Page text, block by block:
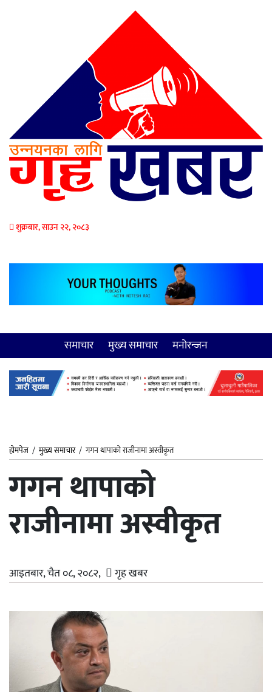
शुक्रबार, साउन २२, २०८३
समाचार मुख्य समाचार मनोरन्जन
होमपेज /मुख्य समाचार/गगन थापाको राजीनामा अस्वीकृत
गगन थापाको
राजीनामा अस्वीकृत
आइतबार, चैत ०८, २०८२, गृह खबर